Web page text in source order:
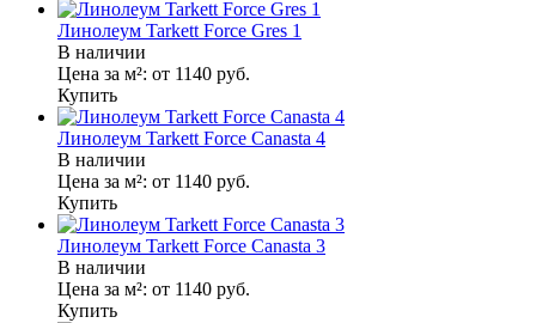
Линолеум Tarkett Force Gres 1
В наличии
Цена за м²: от 1140 руб.
Купить
Линолеум Tarkett Force Canasta 4
В наличии
Цена за м²: от 1140 руб.
Купить
Линолеум Tarkett Force Canasta 3
В наличии
Цена за м²: от 1140 руб.
Купить